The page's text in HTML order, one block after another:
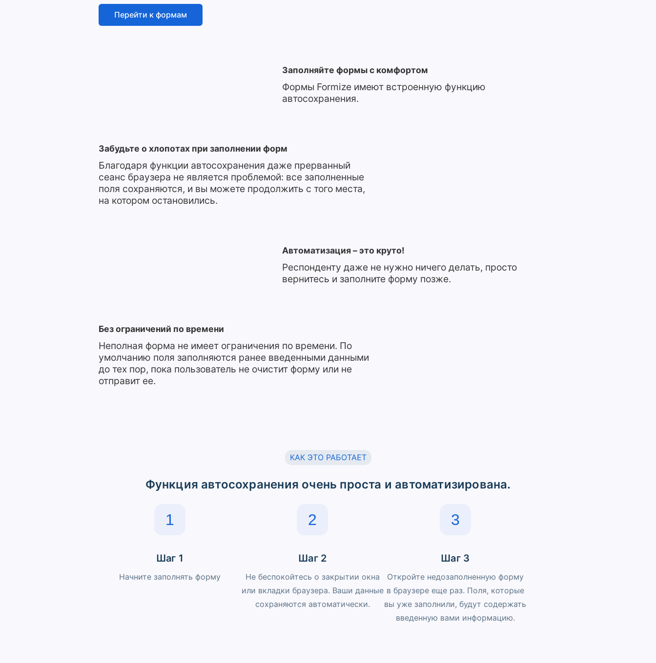
Перейти к формам
Заполняйте формы с комфортом
Формы Formize имеют встроенную функцию
автосохранения.
Забудьте о хлопотах при заполнении форм
Благодаря функции автосохранения даже прерванный
сеанс браузера не является проблемой: все заполненные
поля сохраняются, и вы можете продолжить с того места,
на котором остановились.
Автоматизация – это круто!
Респонденту даже не нужно ничего делать, просто
вернитесь и заполните форму позже.
Без ограничений по времени
Неполная форма не имеет ограничения по времени. По
умолчанию поля заполняются ранее введенными данными
до тех пор, пока пользователь не очистит форму или не
отправит ее.
КАК ЭТО РАБОТАЕТ
Функция автосохранения очень проста и автоматизирована.
1
Шаг 1
Начните заполнять форму
2
Шаг 2
Не беспокойтесь о закрытии окна
или вкладки браузера. Ваши данные
сохраняются автоматически.
3
Шаг 3
Откройте недозаполненную форму
в браузере еще раз. Поля, которые
вы уже заполнили, будут содержать
введенную вами информацию.